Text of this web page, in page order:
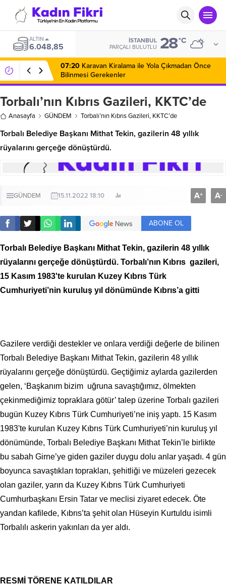
ALTIN
6.048,85
İSTANBUL
PARÇALI BULUTLU 28°C
07:20 Karavan Kiralama ile Yola Çıkmadan Önce
Bilinmesi Gerekenler
Torbalı’nın Kıbrıs Gazileri, KKTC’de
Anasayfa GÜNDEM Torbalı’nın Kıbrıs Gazileri, KKTC’de
Torbalı Belediye Başkanı Mithat Tekin, gazilerin 48 yıllık
rüyalarını gerçeğe dönüştürdü.
GÜNDEM 15.11.2022 18:10 A+ A-
ABONE OL
Torbalı Belediye Başkanı Mithat Tekin, gazilerin 48 yıllık
rüyalarını gerçeğe dönüştürdü. Torbalı’nın Kıbrıs gazileri,
15 Kasım 1983'te kurulan Kuzey Kıbrıs Türk
Cumhuriyeti’nin kuruluş yıl dönümünde Kıbrıs’a gitti
Gazilere verdiği destekler ve onlara verdiği değerle de bilinen
Torbalı Belediye Başkanı Mithat Tekin, gazilerin 48 yıllık
rüyalarını gerçeğe dönüştürdü. Geçtiğimiz aylarda gazilerden
gelen, ‘Başkanım bizim uğruna savaştığımız, ölmekten
çekinmediğimiz topraklara götür’ talep üzerine Torbalı gazileri
bugün Kuzey Kıbrıs Türk Cumhuriyeti’ne iniş yaptı. 15 Kasım
1983'te kurulan Kuzey Kıbrıs Türk Cumhuriyeti’nin kuruluş yıl
dönümünde, Torbalı Belediye Başkanı Mithat Tekin’le birlikte
bu sabah Girne’ye giden gaziler duygu dolu anlar yaşadı. 4 gün
boyunca savaştıkları toprakları, şehitliği ve müzeleri gezecek
olan gaziler, yarın da Kuzey Kıbrıs Türk Cumhuriyeti
Cumhurbaşkanı Ersin Tatar ve meclisi ziyaret edecek. Öte
yandan kafilede, Kıbrıs’ta şehit olan Hüseyin Kurtuldu isimli
Torbalılı askerin yakınları da yer aldı.
RESMİ TÖRENE KATILDILAR